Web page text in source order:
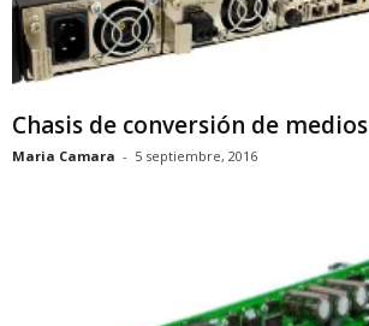
Chasis de conversión de medios
Maria Camara - 5 septiembre, 2016